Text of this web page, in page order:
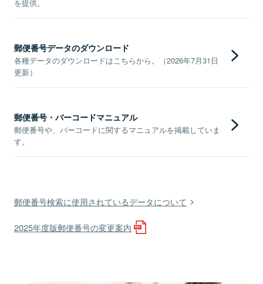
を提供。
郵便番号データのダウンロード
各種データのダウンロードはこちらから。（2026年7月31日
更新）
郵便番号・バーコードマニュアル
郵便番号や、バーコードに関するマニュアルを掲載していま
す。
郵便番号検索に使用されているデータについて
2025年度版郵便番号の変更案内